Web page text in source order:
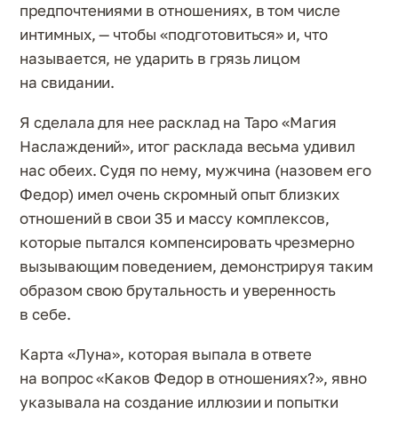
предпочтениями в отношениях, в том числе
интимных, — чтобы «подготовиться» и, что
называется, не ударить в грязь лицом
на свидании.
Я сделала для нее расклад на Таро «Магия
Наслаждений», итог расклада весьма удивил
нас обеих. Судя по нему, мужчина (назовем его
Федор) имел очень скромный опыт близких
отношений в свои 35 и массу комплексов,
которые пытался компенсировать чрезмерно
вызывающим поведением, демонстрируя таким
образом свою брутальность и уверенность
в себе.
Карта «Луна», которая выпала в ответе
на вопрос «Каков Федор в отношениях?», явно
указывала на создание иллюзии и попытки